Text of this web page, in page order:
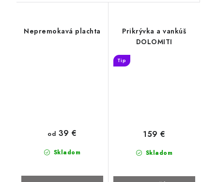
Nepremokavá plachta
Skladom
od 39 €
Prikrývka a vankúš
DOLOMITI
Tip
Skladom
159 €